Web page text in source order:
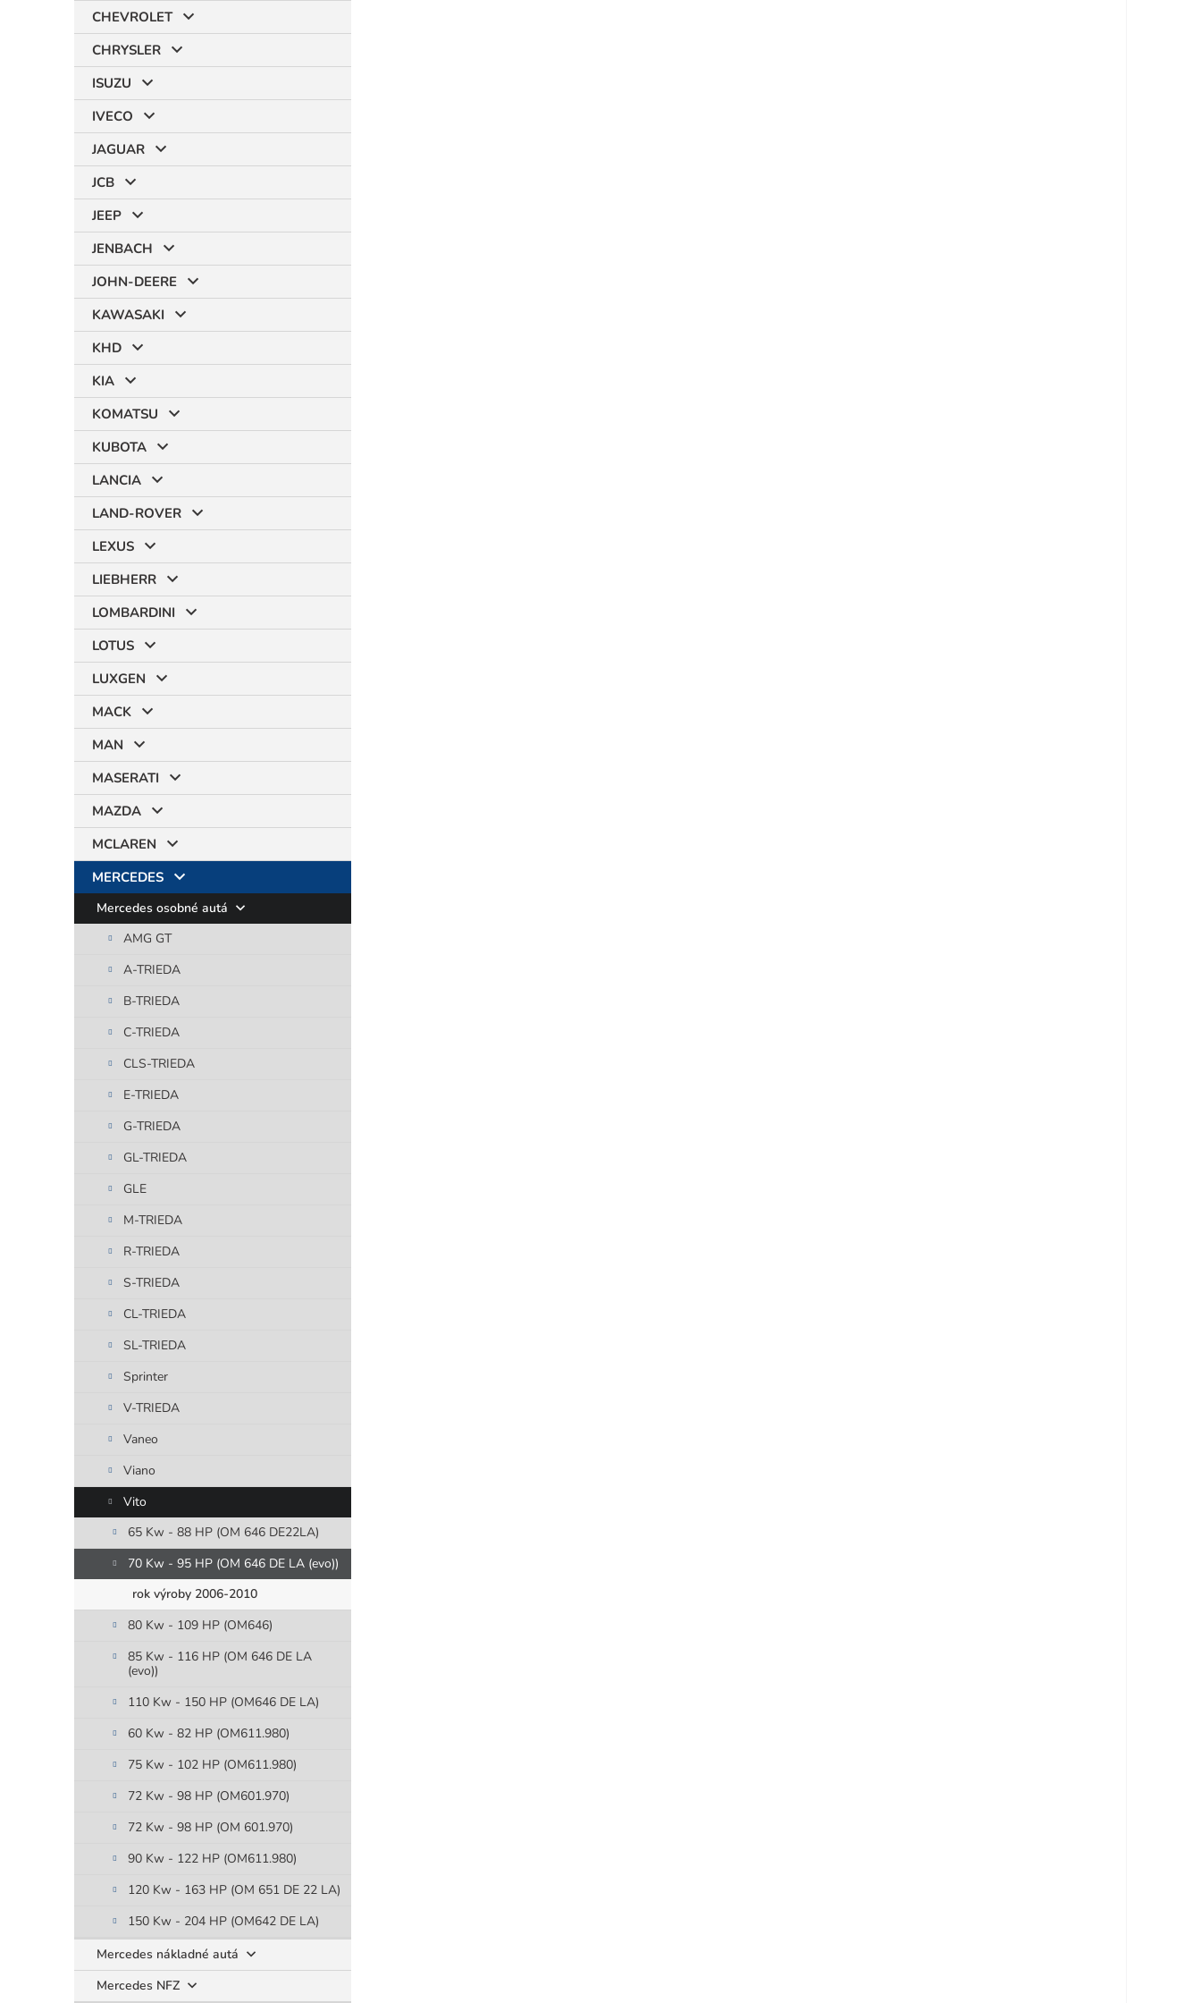
CHEVROLET
CHRYSLER
ISUZU
IVECO
JAGUAR
JCB
JEEP
JENBACH
JOHN-DEERE
KAWASAKI
KHD
KIA
KOMATSU
KUBOTA
LANCIA
LAND-ROVER
LEXUS
LIEBHERR
LOMBARDINI
LOTUS
LUXGEN
MACK
MAN
MASERATI
MAZDA
MCLAREN
MERCEDES
Mercedes osobné autá
AMG GT
A-TRIEDA
B-TRIEDA
C-TRIEDA
CLS-TRIEDA
E-TRIEDA
G-TRIEDA
GL-TRIEDA
GLE
M-TRIEDA
R-TRIEDA
S-TRIEDA
CL-TRIEDA
SL-TRIEDA
Sprinter
V-TRIEDA
Vaneo
Viano
Vito
65 Kw - 88 HP (OM 646 DE22LA)
70 Kw - 95 HP (OM 646 DE LA (evo))
rok výroby 2006-2010
80 Kw - 109 HP (OM646)
85 Kw - 116 HP (OM 646 DE LA
(evo))
110 Kw - 150 HP (OM646 DE LA)
60 Kw - 82 HP (OM611.980)
75 Kw - 102 HP (OM611.980)
72 Kw - 98 HP (OM601.970)
72 Kw - 98 HP (OM 601.970)
90 Kw - 122 HP (OM611.980)
120 Kw - 163 HP (OM 651 DE 22 LA)
150 Kw - 204 HP (OM642 DE LA)
Mercedes nákladné autá
Mercedes NFZ